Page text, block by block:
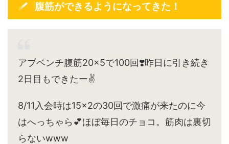
腹筋ができるようになってきた！
アブベンチ腹筋20×5で100回❣️昨日に引き続き
2日目もできたー✌️
8/11入会時は15×2の30回で激痛が来たのに今
はへっちゃら💕ほぼ毎日のチョコ。筋肉は裏切
らないwww